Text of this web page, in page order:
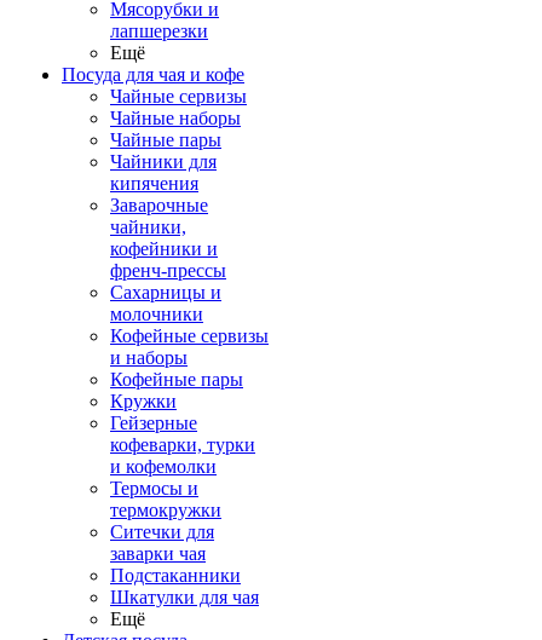
Мясорубки и
лапшерезки
Ещё
Посуда для чая и кофе
Чайные сервизы
Чайные наборы
Чайные пары
Чайники для
кипячения
Заварочные
чайники,
кофейники и
френч-прессы
Сахарницы и
молочники
Кофейные сервизы
и наборы
Кофейные пары
Кружки
Гейзерные
кофеварки, турки
и кофемолки
Термосы и
термокружки
Ситечки для
заварки чая
Подстаканники
Шкатулки для чая
Ещё